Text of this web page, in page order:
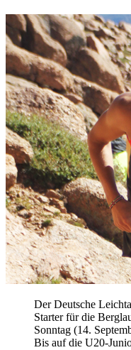
Der Deutsche
Starter für die
Sonntag (14.
Bis auf die U20-